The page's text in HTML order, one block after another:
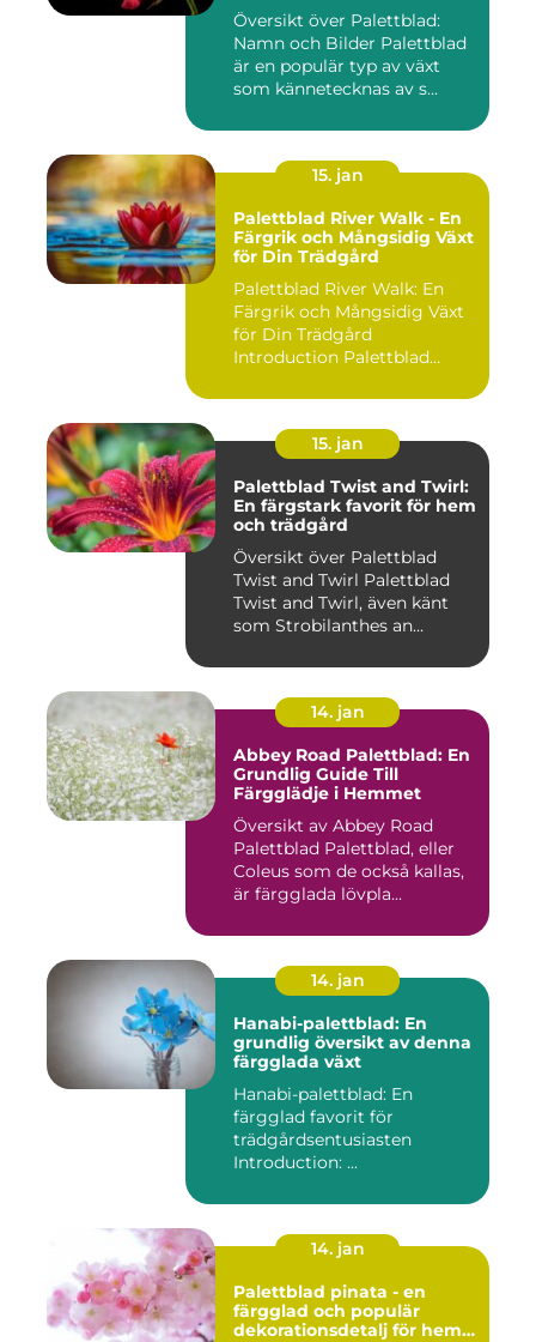
Översikt över Palettblad:
Namn och Bilder Palettblad
är en populär typ av växt
som kännetecknas av s...
15. jan
Palettblad River Walk - En
Färgrik och Mångsidig Växt
för Din Trädgård
Palettblad River Walk: En
Färgrik och Mångsidig Växt
för Din Trädgård
Introduction Palettblad
15. jan
Palettblad Twist and Twirl:
En färgstark favorit för hem
och trädgård
Översikt över Palettblad
Twist and Twirl Palettblad
Twist and Twirl, även känt
som Strobilanthes an...
14. jan
Abbey Road Palettblad: En
Grundlig Guide Till
Färgglädje i Hemmet
Översikt av Abbey Road
Palettblad Palettblad, eller
Coleus som de också kallas,
är färgglada lövpla...
14. jan
Hanabi-palettblad: En
grundlig översikt av denna
färgglada växt
Hanabi-palettblad: En
färgglad favorit för
trädgårdsentusiasten
Introduction: ...
14. jan
Palettblad pinata - en
färgglad och populär
dekorationsdetalj för hem